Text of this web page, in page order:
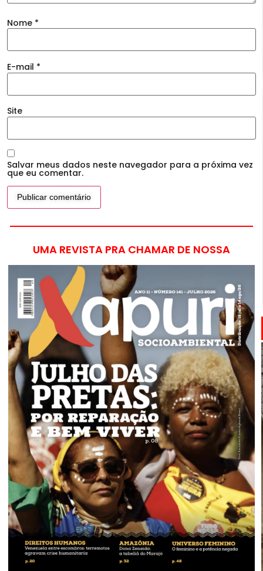
Nome *
E-mail *
Site
Salvar meus dados neste navegador para a próxima vez
que eu comentar.
UMA REVISTA PRA CHAMAR DE NOSSA